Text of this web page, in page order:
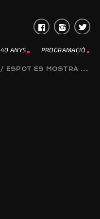
40 ANYS PROGRAMACIÓ
/ ESPOT ES MOSTRA ...